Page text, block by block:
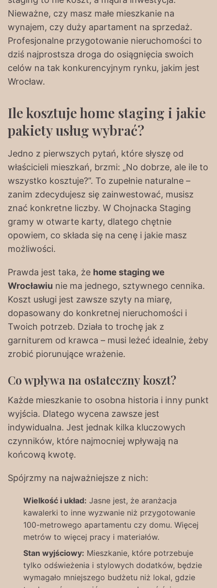
Nieważne, czy masz małe mieszkanie na
wynajem, czy duży apartament na sprzedaż.
Profesjonalne przygotowanie nieruchomości to
dziś najprostsza droga do osiągnięcia swoich
celów na tak konkurencyjnym rynku, jakim jest
Wrocław.
Ile kosztuje home staging i jakie
pakiety usług wybrać?
Jedno z pierwszych pytań, które słyszę od
właścicieli mieszkań, brzmi: „No dobrze, ale ile to
wszystko kosztuje?”. To zupełnie naturalne –
zanim zdecydujesz się zainwestować, musisz
znać konkretne liczby. W Chojnacka Staging
gramy w otwarte karty, dlatego chętnie
opowiem, co składa się na cenę i jakie masz
możliwości.
Prawda jest taka, że home staging we
Wrocławiu nie ma jednego, sztywnego cennika.
Koszt usługi jest zawsze szyty na miarę,
dopasowany do konkretnej nieruchomości i
Twoich potrzeb. Działa to trochę jak z
garniturem od krawca – musi leżeć idealnie, żeby
zrobić piorunujące wrażenie.
Co wpływa na ostateczny koszt?
Każde mieszkanie to osobna historia i inny punkt
wyjścia. Dlatego wycena zawsze jest
indywidualna. Jest jednak kilka kluczowych
czynników, które najmocniej wpływają na
końcową kwotę.
Spójrzmy na najważniejsze z nich:
Wielkość i układ: Jasne jest, że aranżacja
kawalerki to inne wyzwanie niż przygotowanie
100-metrowego apartamentu czy domu. Więcej
metrów to więcej pracy i materiałów.
Stan wyjściowy: Mieszkanie, które potrzebuje
tylko odświeżenia i stylowych dodatków, będzie
wymagało mniejszego budżetu niż lokal, gdzie